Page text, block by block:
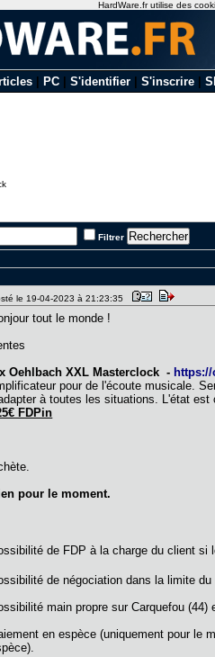
| PC| S'identifier| S'inscrire|
Filtrer
le 19-04-2023 à 21:23:35
tout le monde !
Oehlbach XXL Masterclock -
pour de l'écoute musicale.
à toutes les situations. L'état est
FDPin
pour le moment.
de FDP à la charge du client
de négociation dans la limite
main propre sur Carquefou
en espèce (uniquement pour le
HardWare.fr utilise des